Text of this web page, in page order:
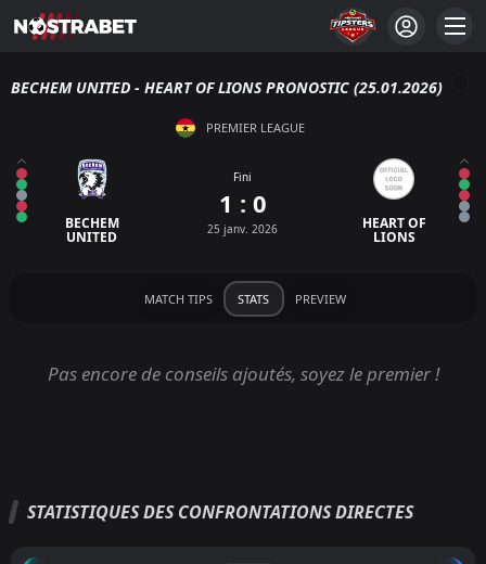
BECHEM UNITED - HEART OF LIONS PRONOSTIC (25.01.2026)
PREMIER LEAGUE
BECHEM
UNITED
Fini
1 : 0
25 janv. 2026 HEART OF
LIONS
MATCH TIPS STATS PREVIEW
Pas encore de conseils ajoutés, soyez le premier !
STATISTIQUES DES CONFRONTATIONS DIRECTES